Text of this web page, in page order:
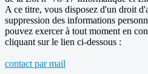
A ce titre, vous disposez d'un droit
suppression des informations
pouvez exercer à tout moment en
cliquant sur le lien ci-dessous :
contact par mail